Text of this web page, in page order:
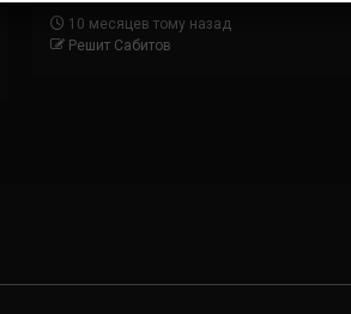
10 месяцев тому назад
Решит Сабитов